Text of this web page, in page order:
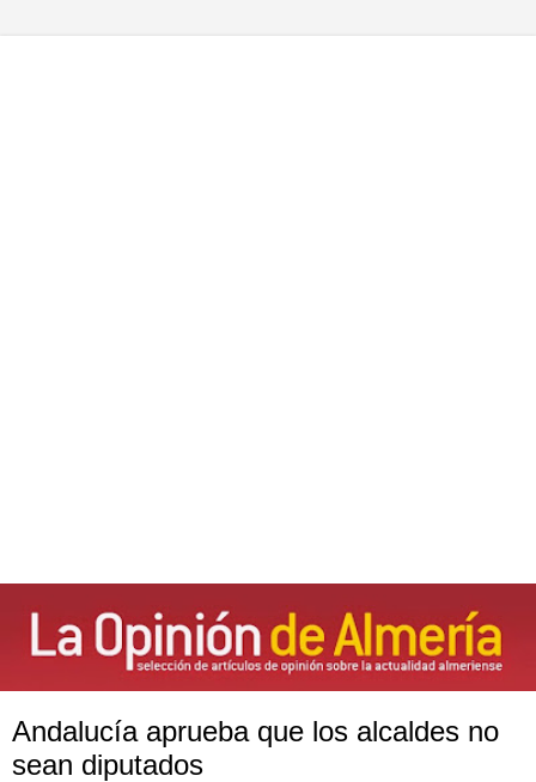
Andalucía aprueba que los alcaldes no
sean diputados